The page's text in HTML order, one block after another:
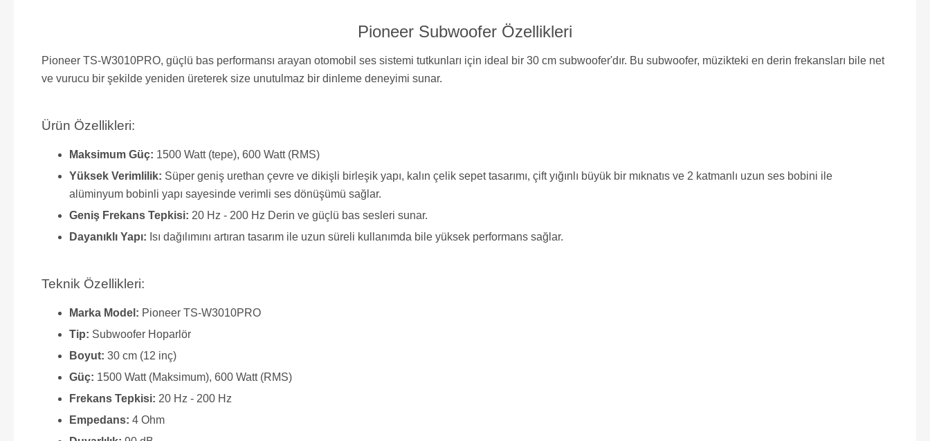
Pioneer Subwoofer Özellikleri
Pioneer TS-W3010PRO, güçlü bas performansı arayan otomobil ses sistemi tutkunları için ideal bir 30 cm subwoofer'dır. Bu subwoofer, müzikteki en derin frekansları bile net
ve vurucu bir şekilde yeniden üreterek size unutulmaz bir dinleme deneyimi sunar.
Ürün Özellikleri:
Maksimum Güç: 1500 Watt (tepe), 600 Watt (RMS)
Yüksek Verimlilik: Süper geniş urethan çevre ve dikişli birleşik yapı, kalın çelik sepet tasarımı, çift yığınlı büyük bir mıknatıs ve 2 katmanlı uzun ses bobini ile
alüminyum bobinli yapı sayesinde verimli ses dönüşümü sağlar.
Geniş Frekans Tepkisi: 20 Hz - 200 Hz Derin ve güçlü bas sesleri sunar.
Dayanıklı Yapı: Isı dağılımını artıran tasarım ile uzun süreli kullanımda bile yüksek performans sağlar.
Teknik Özellikleri:
Marka Model: Pioneer TS-W3010PRO
Tip: Subwoofer Hoparlör
Boyut: 30 cm (12 inç)
Güç: 1500 Watt (Maksimum), 600 Watt (RMS)
Frekans Tepkisi: 20 Hz - 200 Hz
Empedans: 4 Ohm